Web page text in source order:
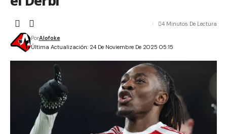
Última Actualización: 24 De Noviembre De 2025 05:15
PorAlofoke
4 Minutos De Lectura